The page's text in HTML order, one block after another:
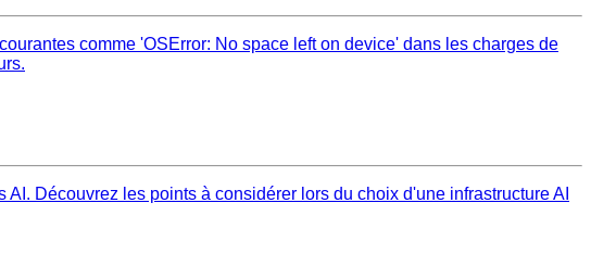
comme 'OSError: No space left on device' dans les charges de
Découvrez les points à considérer lors du choix d'une infrastructure AI